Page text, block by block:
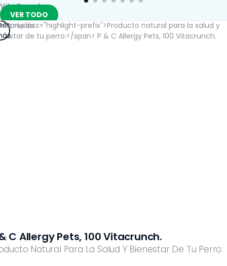
VitaCrunch
VER TODO
rápida
Natural Para La Salud Y Bienestar De Tu Perro:
C Allergy Pets, 100 Vitacrunch.